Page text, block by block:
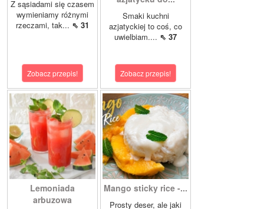
Z sąsiadami się czasem
wymieniamy różnymi
rzeczami, tak... ⇖ 31
Zobacz przepis!
Smaki kuchni
azjatyckiej to coś, co
uwielbiam.... ⇖ 37
Zobacz przepis!
Lemoniada
arbuzowa
Mango sticky rice -...
Prosty deser, ale jaki